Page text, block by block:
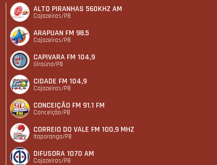
ALTO PIRANHAS 560KHZ AM
Cajazeiras/PB
ARAPUAN FM 98.5
Cajazeiras/PB
CAPIVARA FM 104,9
Uiraúna/PB
CIDADE FM 104,9
Cajazeiras/PB
CONCEIÇÃO FM 91.1 FM
Conceição/PB
CORREIO DO VALE FM 100,9 MHZ
Itaporanga/PB
DIFUSORA 1070 AM
Cajazeiras/PB